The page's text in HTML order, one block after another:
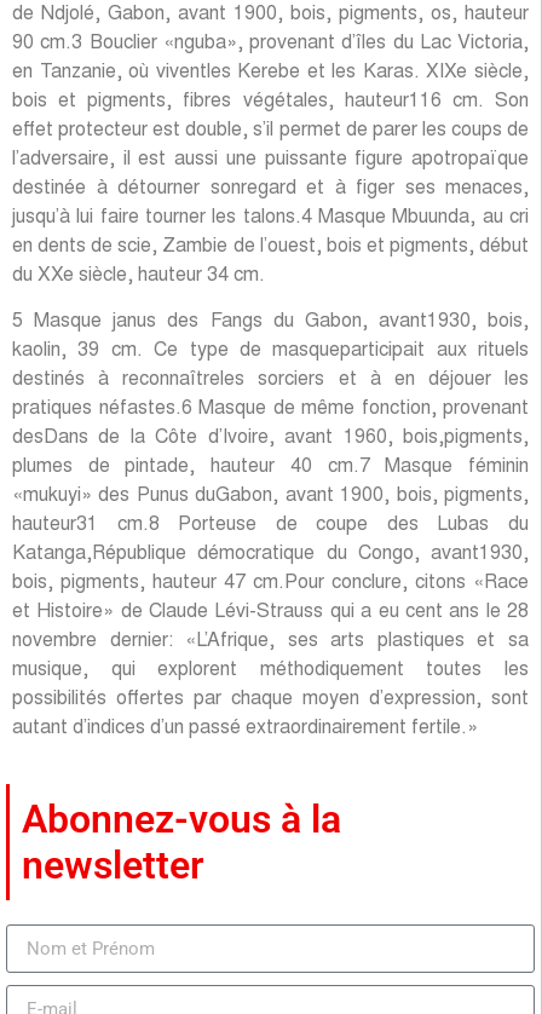
de Ndjolé, Gabon, avant 1900, bois, pigments, os, hauteur
90 cm.3 Bouclier «nguba», provenant d’îles du Lac Victoria,
en Tanzanie, où viventles Kerebe et les Karas. XIXe siècle,
bois et pigments, fibres végétales, hauteur116 cm. Son
effet protecteur est double, s’il permet de parer les coups de
l’adversaire, il est aussi une puissante figure apotropaïque
destinée à détourner sonregard et à figer ses menaces,
jusqu’à lui faire tourner les talons.4 Masque Mbuunda, au cri
en dents de scie, Zambie de l’ouest, bois et pigments, début
du XXe siècle, hauteur 34 cm.
5 Masque janus des Fangs du Gabon, avant1930, bois,
kaolin, 39 cm. Ce type de masqueparticipait aux rituels
destinés à reconnaîtreles sorciers et à en déjouer les
pratiques néfastes.6 Masque de même fonction, provenant
desDans de la Côte d’Ivoire, avant 1960, bois,pigments,
plumes de pintade, hauteur 40 cm.7 Masque féminin
«mukuyi» des Punus duGabon, avant 1900, bois, pigments,
hauteur31 cm.8 Porteuse de coupe des Lubas du
Katanga,République démocratique du Congo, avant1930,
bois, pigments, hauteur 47 cm.Pour conclure, citons «Race
et Histoire» de Claude Lévi-Strauss qui a eu cent ans le 28
novembre dernier: «L’Afrique, ses arts plastiques et sa
musique, qui explorent méthodiquement toutes les
possibilités offertes par chaque moyen d’expression, sont
autant d’indices d’un passé extraordinairement fertile.»
Abonnez-vous à la
newsletter